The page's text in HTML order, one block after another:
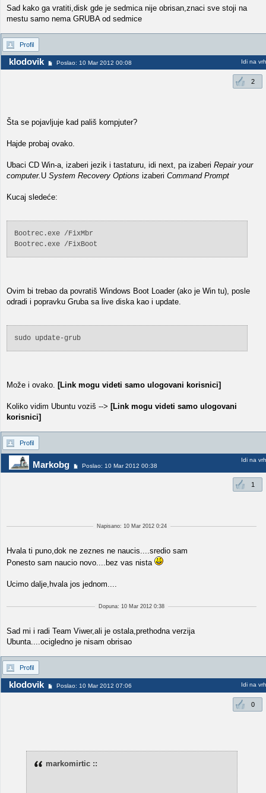
Sad kako ga vratiti,disk gde je sedmica nije obrisan,znaci sve stoji na
mestu samo nema GRUBA od sedmice
Profil
klodovik Poslao: 10 Mar 2012 00:08 Idi na vrh
2
Šta se pojavljuje kad pališ kompjuter?
Hajde probaj ovako.
Ubaci CD Win-a, izaberi jezik i tastaturu, idi next, pa izaberi Repair your
computer. U System Recovery Options izaberi Command Prompt
Kucaj sledeće:
Bootrec.exe /FixMbr
Bootrec.exe /FixBoot
Ovim bi trebao da povratiš Windows Boot Loader (ako je Win tu), posle
odradi i popravku Gruba sa live diska kao i update.
sudo update-grub
Može i ovako. [Link mogu videti samo ulogovani korisnici]
Koliko vidim Ubuntu voziš --> [Link mogu videti samo ulogovani
korisnici]
Profil
Markobg Poslao: 10 Mar 2012 00:38
Idi na vrh
1
Napisano: 10 Mar 2012 0:24
Hvala ti puno,dok ne zeznes ne naucis....sredio sam
Ponesto sam naucio novo....bez vas nista
Ucimo dalje,hvala jos jednom....
Dopuna: 10 Mar 2012 0:38
Sad mi i radi Team Viwer,ali je ostala,prethodna verzija
Ubunta....ocigledno je nisam obrisao
Profil
klodovik Poslao: 10 Mar 2012 07:06 Idi na vrh
0
markomirtic ::